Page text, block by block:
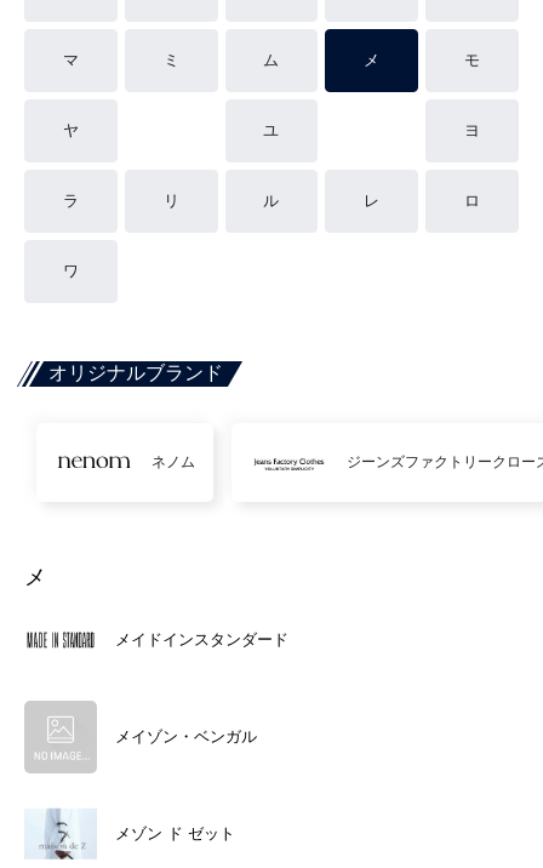
マ ミ ム メ モ
ヤ ユ ヨ
ラ リ ル レ ロ
ワ
オリジナルブランド
ネノム ジーンズファクトリークロー
メ
メイドインスタンダード
メイゾン・ベンガル
メゾン ド ゼット